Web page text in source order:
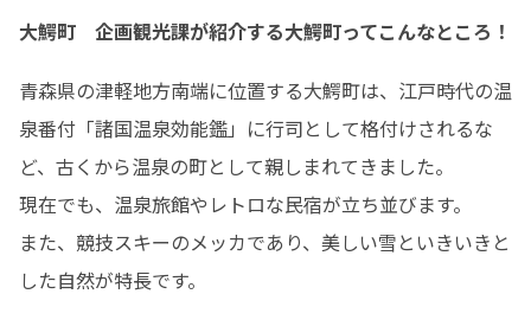
大鰐町 企画観光課が紹介する大鰐町ってこんなところ！
青森県の津軽地方南端に位置する大鰐町は、江戸時代の温
泉番付「諸国温泉効能鑑」に行司として格付けされるな
ど、古くから温泉の町として親しまれてきました。
現在でも、温泉旅館やレトロな民宿が立ち並びます。
また、競技スキーのメッカであり、美しい雪といきいきと
した自然が特長です。